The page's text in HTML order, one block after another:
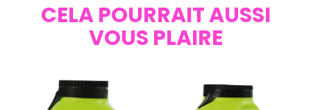
CELA POURRAIT AUSSI
VOUS PLAIRE